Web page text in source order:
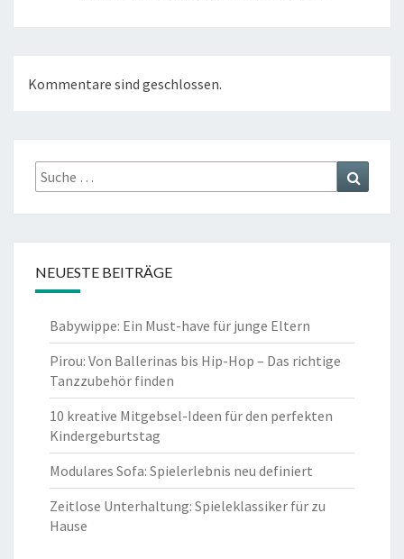
Kommentare sind geschlossen.
Suche
nach:
NEUESTE BEITRÄGE
Babywippe: Ein Must-have für junge Eltern
Pirou: Von Ballerinas bis Hip-Hop – Das richtige
Tanzzubehör finden
10 kreative Mitgebsel-Ideen für den perfekten
Kindergeburtstag
Modulares Sofa: Spielerlebnis neu definiert
Zeitlose Unterhaltung: Spieleklassiker für zu
Hause